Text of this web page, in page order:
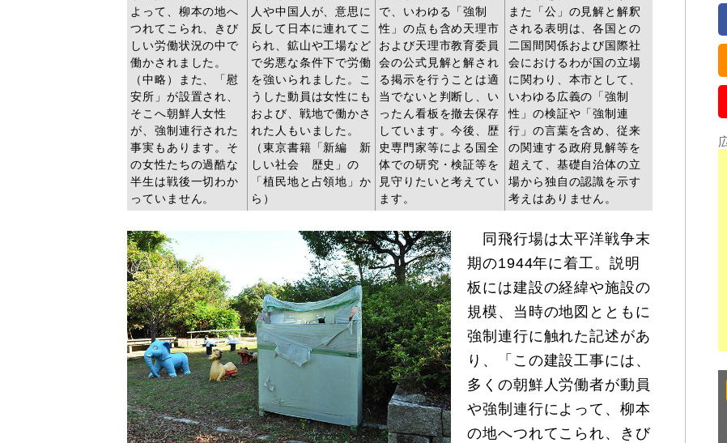
よって、柳本の地へ
つれてこられ、きび
しい労働状況の中で
働かされました。
（中略）また、「慰
安所」が設置され、
そこへ朝鮮人女性
が、強制連行された
事実もあります。そ
の女性たちの過酷な
半生は戦後一切わか
っていません。
人や中国人が、意思に
反して日本に連れてこ
られ、鉱山や工場など
で劣悪な条件下で労働
を強いられました。こ
うした動員は女性にも
および、戦地で働かさ
れた人もいました。
（東京書籍「新編 新
しい社会 歴史」の
「植民地と占領地」か
ら）
で、いわゆる「強制
性」の点も含め天理市
および天理市教育委員
会の公式見解と解され
る掲示を行うことは適
当でないと判断し、い
ったん看板を撤去保存
しています。今後、歴
史専門家等による国全
体での研究・検証等を
見守りたいと考えてい
ます。
また「公」の見解と解釈
される表明は、各国との
二国間関係および国際社
会におけるわが国の立場
に関わり、本市として、
いわゆる広義の「強制
性」の検証や「強制連
行」の言葉を含め、従来
の関連する政府見解等を
超えて、基礎自治体の立
場から独自の認識を示す
考えはありません。
同飛行場は太平洋戦争末
期の1944年に着工。説明
板には建設の経緯や施設の
規模、当時の地図とともに
強制連行に触れた記述があ
り、「この建設工事には、
多くの朝鮮人労働者が動員
や強制連行によって、柳本
の地へつれてこられ、きび